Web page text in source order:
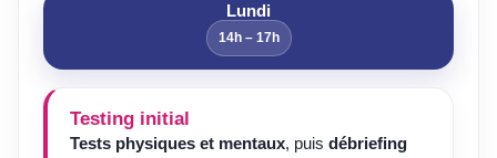
Lundi
14h – 17h
Testing initial
Tests physiques et mentaux, puis débriefing